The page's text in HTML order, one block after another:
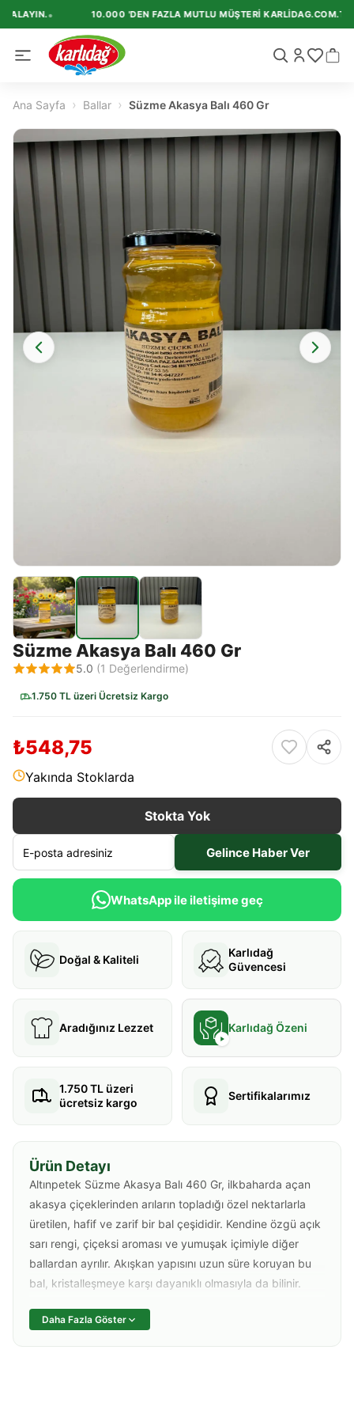
• 10.000 'DEN FAZLA MUTLU MÜŞTERI KARLIDAG.COM.TR'I
Ana Sayfa › Ballar › Süzme Akasya Balı 460 Gr
Süzme Akasya Balı 460 Gr
5.0 (1 Değerlendirme)
1.750 TL üzeri Ücretsiz Kargo
₺548,75
Yakında Stoklarda
Stokta Yok
Gelince Haber Ver
WhatsApp ile iletişime geç
Doğal & Kaliteli
Karlıdağ
Güvencesi
Aradığınız Lezzet Karlıdağ Özeni
1.750 TL üzeri
ücretsiz kargo
Sertifikalarımız
Ürün Detayı
Altınpetek Süzme Akasya Balı 460 Gr, ilkbaharda açan
akasya çiçeklerinden arıların topladığı özel nektarlarla
üretilen, hafif ve zarif bir bal çeşididir. Kendine özgü açık
sarı rengi, çiçeksi aroması ve yumuşak içimiyle diğer
ballardan ayrılır. Akışkan yapısını uzun süre koruyan bu
bal, kristalleşmeye karşı dayanıklı olmasıyla da bilinir.
Akasya balı, sindirimi kolay yapısı ve düşük glisemik
indeksiyle hem çocuklar hem de yetişkinler tarafından
Daha Fazla Göster